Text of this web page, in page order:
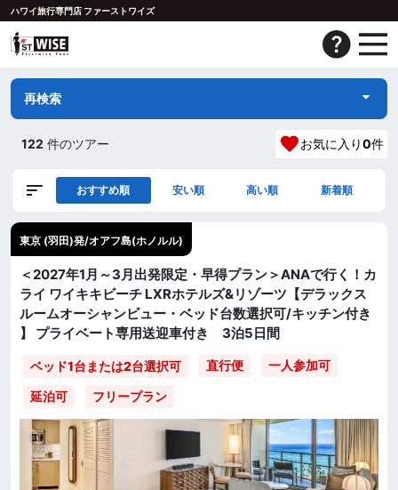
ハワイ旅行専門店 ファーストワイズ
再検索
122 件のツアー お気に入り0件
おすすめ順 安い順 高い順 新着順
東京 (羽田)発/オアフ島(ホノルル)
＜2027年1月～3月出発限定・早得プラン＞ANAで行く！カ
ライ ワイキキビーチ LXRホテルズ&リゾーツ【デラックス
ルームオーシャンビュー・ベッド台数選択可/キッチン付き
】 プライベート専用送迎車付き 3泊5日間
ベッド1台または2台選択可 直行便 一人参加可
延泊可 フリープラン